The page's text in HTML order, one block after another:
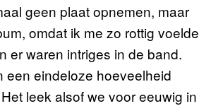
geen plaat opnemen, maar
omdat ik me zo rottig voelde
er waren intriges in de band.
een eindeloze hoeveelheid
leek alsof we voor eeuwig in